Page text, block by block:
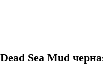
Dead Sea Mud